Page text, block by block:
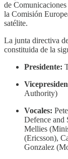
de
la Comisión
satélite.
La junta directiva
constituida de la
Presidente:
Authority)
Vocales:
Defence and
Mellies
(Ericsson),
Gonzalez